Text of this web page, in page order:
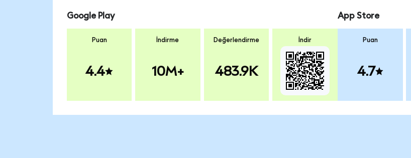
Google Play
Puan
4.4
İndirme
10M+
Değerlendirme
483.9K
İndir
App Store
Puan
4.7